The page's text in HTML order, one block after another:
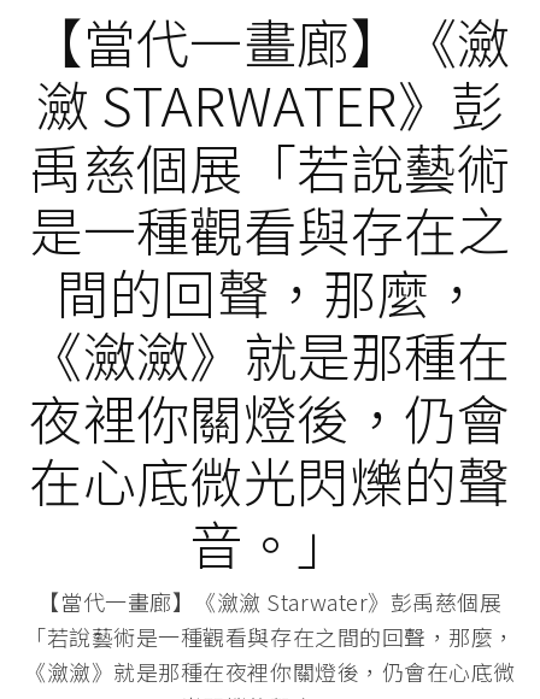
【當代一畫廊】《瀲
瀲 STARWATER》彭
禹慈個展「若說藝術
是一種觀看與存在之
間的回聲，那麼，
《瀲瀲》就是那種在
夜裡你關燈後，仍會
在心底微光閃爍的聲
音。」
【當代一畫廊】《瀲瀲 Starwater》彭禹慈個展
「若說藝術是一種觀看與存在之間的回聲，那麼，
《瀲瀲》就是那種在夜裡你關燈後，仍會在心底微